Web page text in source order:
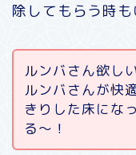
除してもらう時も
ルンバさん欲し
ルンバさんが快
きりした床にな
る〜！